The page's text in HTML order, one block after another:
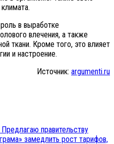
в выработке
влечения, а также
ткани. Кроме того, это влияет
и настроение.
Источник: argumenti.ru